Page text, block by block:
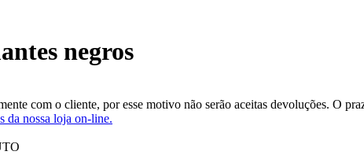
negros
com o cliente, por esse motivo não serão aceitas devoluções. O
da nossa loja on-line.